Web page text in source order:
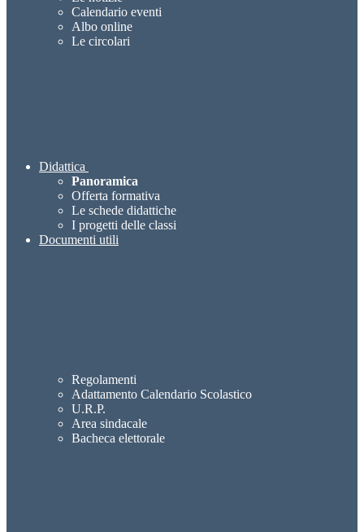
Calendario eventi
Albo online
Le circolari
Didattica
Panoramica
Offerta formativa
Le schede didattiche
I progetti delle classi
Documenti utili
Regolamenti
Adattamento Calendario Scolastico
U.R.P.
Area sindacale
Bacheca elettorale